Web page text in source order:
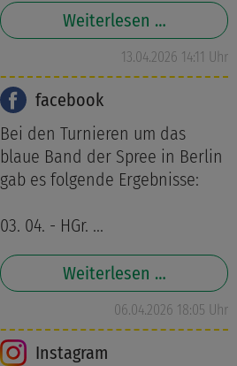
Weiterlesen …
13.04.2026 14:11 Uhr
facebook
Bei den Turnieren um das
blaue Band der Spree in Berlin
gab es folgende Ergebnisse:
03. 04. - HGr. ...
Weiterlesen …
06.04.2026 18:05 Uhr
Instagram